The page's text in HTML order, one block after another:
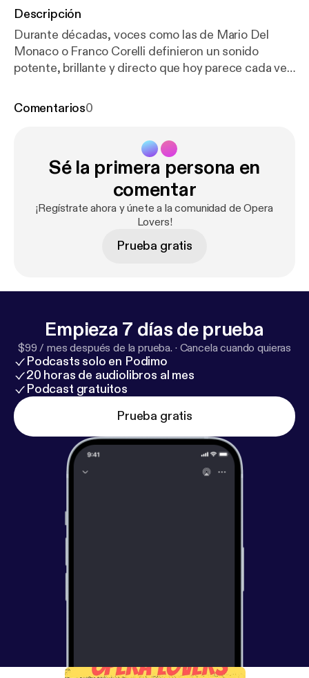
Descripción
Durante décadas, voces como las de Mario Del
Monaco o Franco Corelli definieron un sonido
potente, brillante y directo que hoy parece cada vez
simplemente cambió la forma de cantar?En este
vocal y su relación con el verismo y el repertorio de
Giuseppe Verdi y Giacomo Puccini. También
revisamos la delgada línea entre tenor lírico, spinto y
dramático, y por qué hoy es más difícil encontrar
ese tipo de voz.¿Es un problema de técnica? ¿De
Comentarios0
Sé la primera persona en
comentar
¡Regístrate ahora y únete a la comunidad de Opera
Lovers!
Prueba gratis
Empieza 7 días de prueba
$99 / mes después de la prueba. · Cancela cuando quieras
Podcasts solo en Podimo
20 horas de audiolibros al mes
Podcast gratuitos
Prueba gratis